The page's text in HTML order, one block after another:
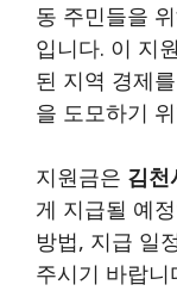
동 주민들을
입니다. 이 지
된 지역 경제
을 도모하기
지원금은 김천
게 지급될 예
방법, 지급 일
주시기 바랍니